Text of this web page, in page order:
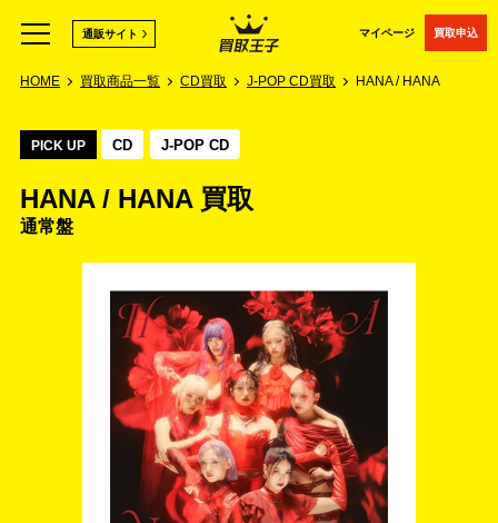
マイページ 買取申込
通販サイト
HOME 買取商品一覧 CD買取 J-POP CD買取 HANA / HANA
PICK UP CD J-POP CD
HANA / HANA 買取
通常盤